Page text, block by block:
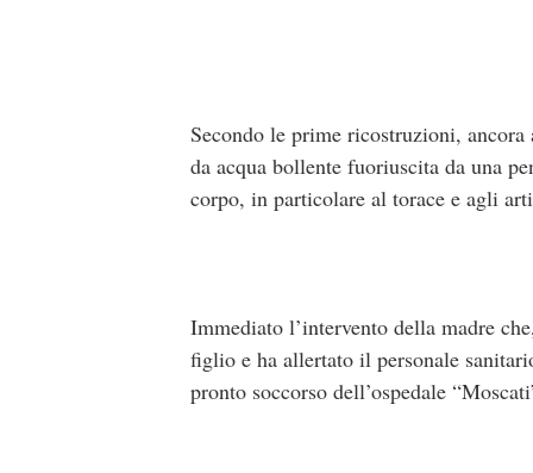
Secondo le prime ricostruzioni,
da acqua bollente fuoriuscita da una
corpo, in particolare al torace e agli
Immediato l’intervento della madre
figlio e ha allertato il personale
pronto soccorso dell’ospedale